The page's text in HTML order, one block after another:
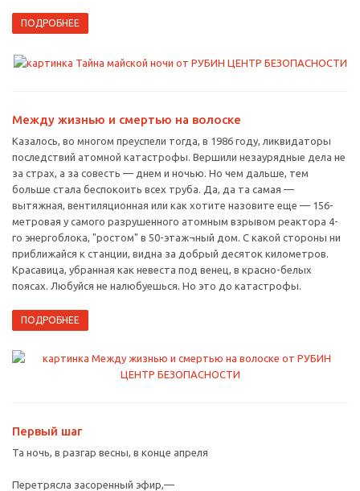
ПОДРОБНЕЕ
Между жизнью и смертью на волоске
Казалось, во многом преуспели тогда, в 1986 году, ликвидаторы
последствий атомной катастрофы. Вершили незаурядные дела не
за страх, а за совесть — днем и ночью. Но чем дальше, тем
больше стала беспокоить всех труба. Да, да та самая —
вытяжная, вентиляционная или как хотите назовите еще — 156-
метровая у самого разрушенного атомным взрывом реактора 4-
го энергоблока, "ростом" в 50-этаж¬ный дом. С какой стороны ни
приближайся к станции, видна за добрый десяток километров.
Красавица, убранная как невеста под венец, в красно-белых
поясах. Любуйся не налюбуешься. Но это до катастрофы.
ПОДРОБНЕЕ
Первый шаг
Та ночь, в разгар весны, в конце апреля
Перетрясла засоренный эфир,—